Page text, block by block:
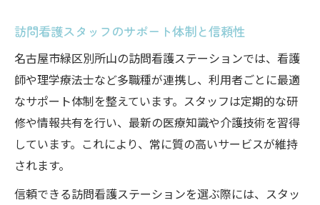
訪問看護スタッフのサポート体制と信頼性
名古屋市緑区別所山の訪問看護ステーションでは、看護
師や理学療法士など多職種が連携し、利用者ごとに最適
なサポート体制を整えています。スタッフは定期的な研
修や情報共有を行い、最新の医療知識や介護技術を習得
しています。これにより、常に質の高いサービスが維持
されます。
信頼できる訪問看護ステーションを選ぶ際には、スタッ